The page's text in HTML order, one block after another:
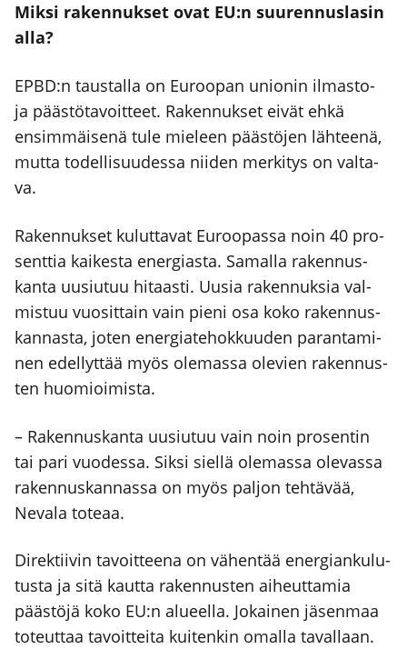
Mik­si raken­nuk­set ovat EU:n suu­ren­nus­la­sin
alla?
EPBD:n taus­tal­la on Euroo­pan unio­nin ilmas­to-
ja pääs­tö­ta­voit­teet. Raken­nuk­set eivät ehkä
ensim­mäi­se­nä tule mie­leen pääs­tö­jen läh­tee­nä,
mut­ta todel­li­suu­des­sa nii­den mer­ki­tys on val­ta­
va.
Raken­nuk­set kulut­ta­vat Euroo­pas­sa noin 40 pro­
sent­tia kai­kes­ta ener­gias­ta. Samal­la raken­nus­
kan­ta uusiu­tuu hitaas­ti. Uusia raken­nuk­sia val­
mis­tuu vuo­sit­tain vain pie­ni osa koko raken­nus­
kan­nas­ta, joten ener­gia­te­hok­kuu­den paran­ta­mi­
nen edel­lyt­tää myös ole­mas­sa ole­vien raken­nus­
ten huo­mioi­mis­ta.
– Raken­nus­kan­ta uusiu­tuu vain noin pro­sen­tin
tai pari vuo­des­sa. Sik­si siel­lä ole­mas­sa ole­vas­sa
raken­nus­kan­nas­sa on myös pal­jon teh­tä­vää,
Neva­la tote­aa.
Direk­tii­vin tavoit­tee­na on vähen­tää ener­gian­ku­lu­
tus­ta ja sitä kaut­ta raken­nus­ten aiheut­ta­mia
pääs­tö­jä koko EU:n alu­eel­la. Jokai­nen jäsen­maa
toteut­taa tavoit­tei­ta kui­ten­kin omal­la taval­laan.